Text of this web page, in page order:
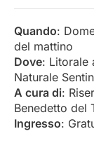
Quando:
del mattino
Dove: Litorale
Naturale
A cura di:
Benedetto del
Ingresso: